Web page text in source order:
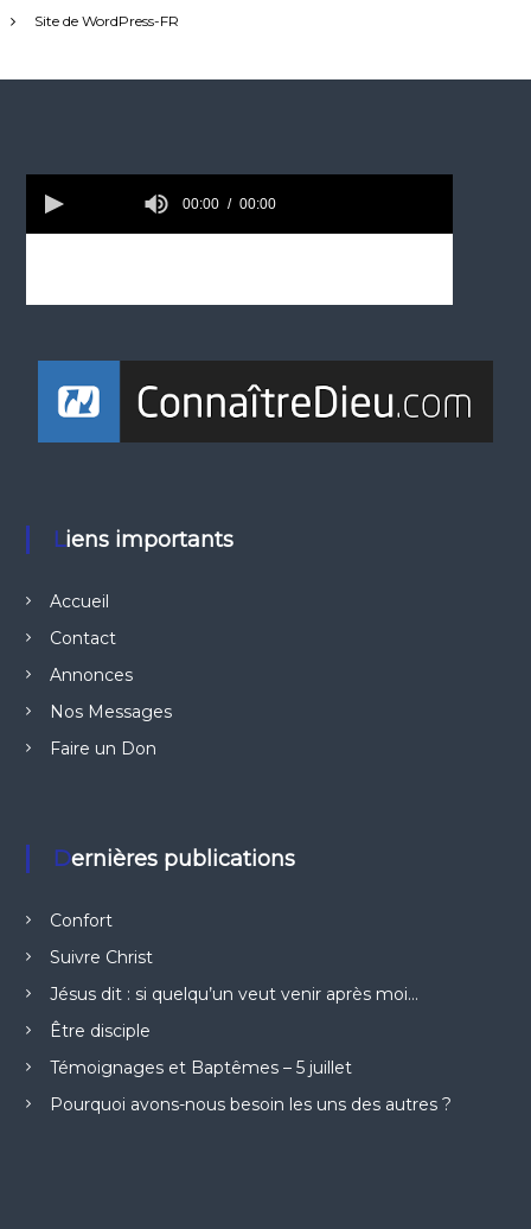
Site de WordPress-FR
Liens importants
Accueil
Contact
Annonces
Nos Messages
Faire un Don
Dernières publications
Confort
Suivre Christ
Jésus dit : si quelqu’un veut venir après moi…
Être disciple
Témoignages et Baptêmes – 5 juillet
Pourquoi avons-nous besoin les uns des autres ?